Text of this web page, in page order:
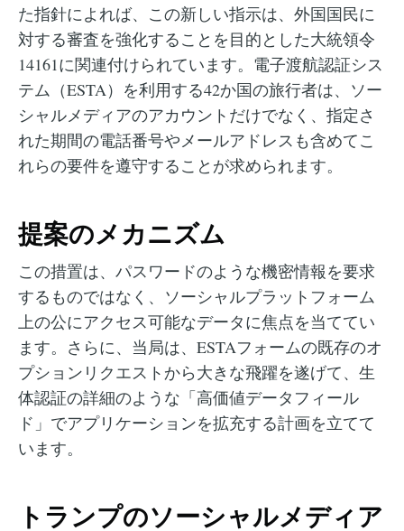
た指針によれば、この新しい指示は、外国国民に
対する審査を強化することを目的とした大統領令
14161に関連付けられています。電子渡航認証シス
テム（ESTA）を利用する42か国の旅行者は、ソー
シャルメディアのアカウントだけでなく、指定さ
れた期間の電話番号やメールアドレスも含めてこ
れらの要件を遵守することが求められます。
提案のメカニズム
この措置は、パスワードのような機密情報を要求
するものではなく、ソーシャルプラットフォーム
上の公にアクセス可能なデータに焦点を当ててい
ます。さらに、当局は、ESTAフォームの既存のオ
プションリクエストから大きな飛躍を遂げて、生
体認証の詳細のような「高価値データフィール
ド」でアプリケーションを拡充する計画を立てて
います。
トランプのソーシャルメディア